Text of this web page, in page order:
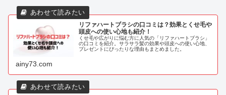
リファハートブラシの口コミは？効果とくせ毛や
頭皮への使い心地も紹介！
くせ毛や広がりに悩む方に人気の「リファハートブラシ」
の口コミを紹介。サラサラ髪の効果や頭皮への使い心地、
プレゼントにぴったりな理由もまとめました。
ainy73.com